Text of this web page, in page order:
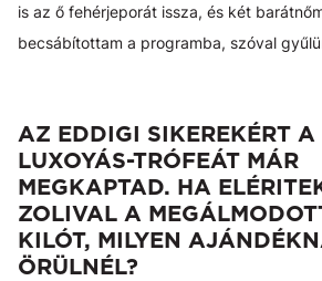
is az ő fehérjeporát issza, és két
becsábítottam a programba, szóval
AZ EDDIGI SIKEREKÉRT A
LUXOYÁS-TRÓFEÁT MÁR
MEGKAPTAD. HA
ZOLIVAL A
KILÓT, MILYEN
ÖRÜLNÉL?